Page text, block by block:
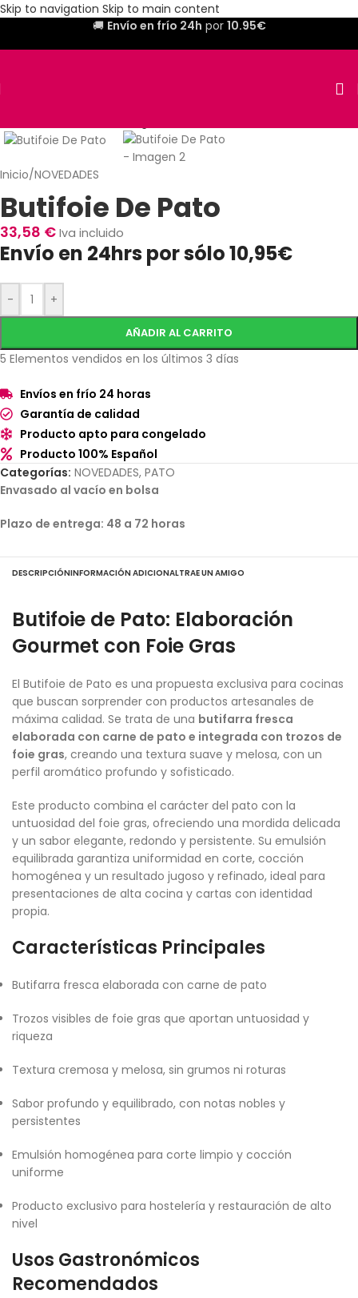
Skip to navigation Skip to main content
🚚 Envío en frío 24h por 10.95€
Inicio/NOVEDADES
Butifoie De Pato
33,58 € Iva incluido
Envío en 24hrs por sólo 10,95€
- +
AÑADIR AL CARRITO
5 Elementos vendidos en los últimos 3 días
Envíos en frío 24 horas
Garantía de calidad
Producto apto para congelado
Producto 100% Español
Categorías: NOVEDADES, PATO
Envasado al vacío en bolsa
Plazo de entrega: 48 a 72 horas
DESCRIPCIÓNINFORMACIÓN ADICIONALTRAE UN AMIGO
Butifoie de Pato: Elaboración
Gourmet con Foie Gras
El Butifoie de Pato es una propuesta exclusiva para cocinas
que buscan sorprender con productos artesanales de
máxima calidad. Se trata de una butifarra fresca
elaborada con carne de pato e integrada con trozos de
foie gras, creando una textura suave y melosa, con un
perfil aromático profundo y sofisticado.
Este producto combina el carácter del pato con la
untuosidad del foie gras, ofreciendo una mordida delicada
y un sabor elegante, redondo y persistente. Su emulsión
equilibrada garantiza uniformidad en corte, cocción
homogénea y un resultado jugoso y refinado, ideal para
presentaciones de alta cocina y cartas con identidad
propia.
Características Principales
Butifarra fresca elaborada con carne de pato
Trozos visibles de foie gras que aportan untuosidad y
riqueza
Textura cremosa y melosa, sin grumos ni roturas
Sabor profundo y equilibrado, con notas nobles y
persistentes
Emulsión homogénea para corte limpio y cocción
uniforme
Producto exclusivo para hostelería y restauración de alto
nivel
Usos Gastronómicos
Recomendados